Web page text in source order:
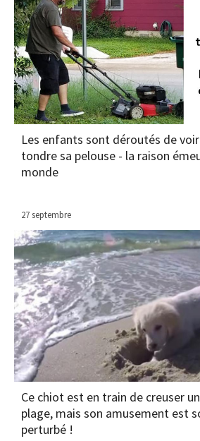
Les enfants sont déroutés de
tondre sa pelouse - la raison
monde
27 septembre
Ce chiot est en train de creuser
plage, mais son amusement est
perturbé !